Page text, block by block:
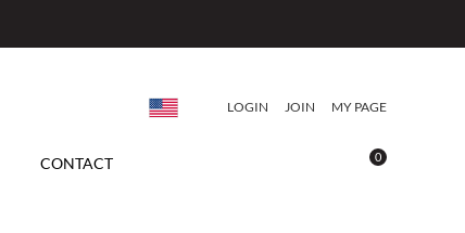
LOGIN JOIN MY PAGE
CONTACT 0